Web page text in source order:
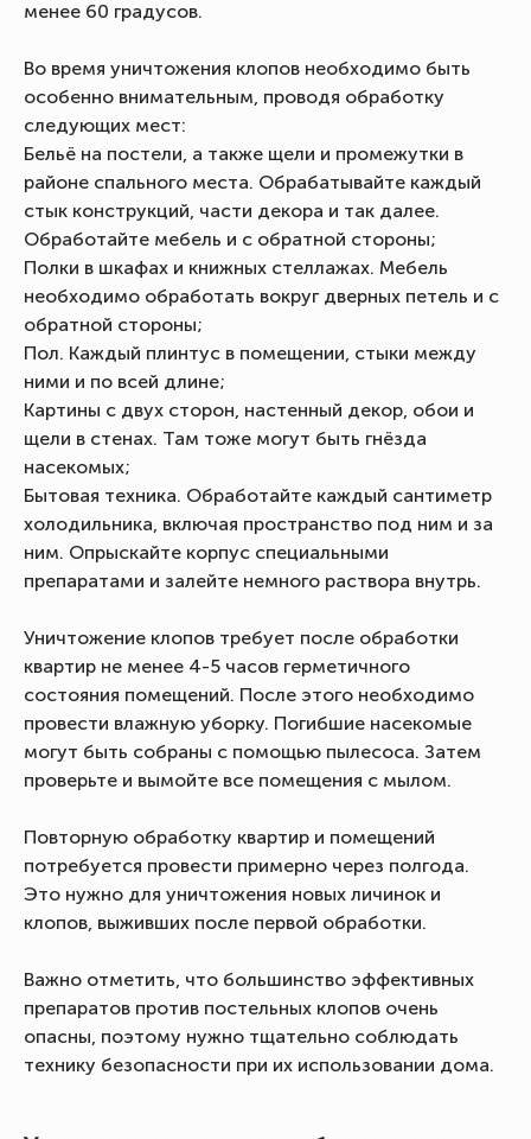
менее 60 градусов.
Во время уничтожения клопов необходимо быть
особенно внимательным, проводя обработку
следующих мест:
Бельё на постели, а также щели и промежутки в
районе спального места. Обрабатывайте каждый
стык конструкций, части декора и так далее.
Обработайте мебель и с обратной стороны;
Полки в шкафах и книжных стеллажах. Мебель
необходимо обработать вокруг дверных петель и с
обратной стороны;
Пол. Каждый плинтус в помещении, стыки между
ними и по всей длине;
Картины с двух сторон, настенный декор, обои и
щели в стенах. Там тоже могут быть гнёзда
насекомых;
Бытовая техника. Обработайте каждый сантиметр
холодильника, включая пространство под ним и за
ним. Опрыскайте корпус специальными
препаратами и залейте немного раствора внутрь.
Уничтожение клопов требует после обработки
квартир не менее 4-5 часов герметичного
состояния помещений. После этого необходимо
провести влажную уборку. Погибшие насекомые
могут быть собраны с помощью пылесоса. Затем
проверьте и вымойте все помещения с мылом.
Повторную обработку квартир и помещений
потребуется провести примерно через полгода.
Это нужно для уничтожения новых личинок и
клопов, выживших после первой обработки.
Важно отметить, что большинство эффективных
препаратов против постельных клопов очень
опасны, поэтому нужно тщательно соблюдать
технику безопасности при их использовании дома.